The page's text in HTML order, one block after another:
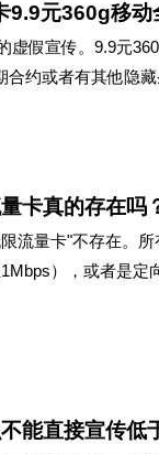
9.9元360g移
虚假宣传。9.9元
合约或者有其他隐
卡真的存在吗
流量卡"不存在。
），或者是定
能直接宣传低